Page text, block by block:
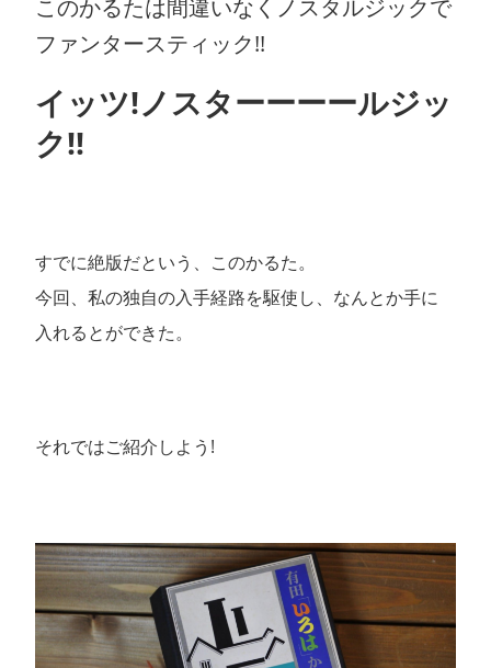
このかるたは間違いなくノスタルジックで
ファンタースティック!!
イッツ!ノスターーーールジッ
ク!!
すでに絶版だという、このかるた。
今回、私の独自の入手経路を駆使し、なんとか手に
入れるとができた。
それではご紹介しよう!